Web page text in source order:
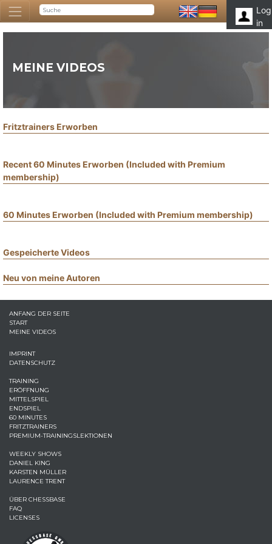
Log
in
MEINE VIDEOS
Fritztrainers Erworben
Recent 60 Minutes Erworben (Included with Premium
membership)
60 Minutes Erworben (Included with Premium membership)
Gespeicherte Videos
Neu von meine Autoren
ANFANG DER SEITE
START
MEINE VIDEOS
IMPRINT
DATENSCHUTZ
TRAINING
ERÖFFNUNG
MITTELSPIEL
ENDSPIEL
60 MINUTES
FRITZTRAINERS
PREMIUM-TRAININGSLEKTIONEN
WEEKLY SHOWS
DANIEL KING
KARSTEN MÜLLER
LAURENCE TRENT
ÜBER CHESSBASE
FAQ
LICENSES